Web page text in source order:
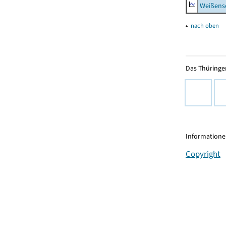
▴ nach oben
Das
Copyright